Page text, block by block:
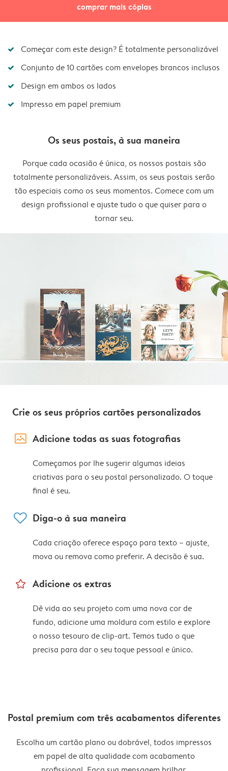
comprar mais cópias
Começar com este design? É totalmente personalizável
Conjunto de 10 cartões com envelopes brancos inclusos
Design em ambos os lados
Impresso em papel premium
Os seus postais, à sua maneira
Porque cada ocasião é única, os nossos postais são
totalmente personalizáveis. Assim, os seus postais serão
tão especiais como os seus momentos. Comece com um
design profissional e ajuste tudo o que quiser para o
tornar seu.
Crie os seus próprios cartões personalizados
image_placeholder Adicione todas as suas fotografias
Começamos por lhe sugerir algumas ideias
criativas para o seu postal personalizado. O toque
final é seu.
heart Diga-o à sua maneira
Cada criação oferece espaço para texto – ajuste,
mova ou remova como preferir. A decisão é sua.
star_outline Adicione os extras
Dê vida ao seu projeto com uma nova cor de
fundo, adicione uma moldura com estilo e explore
o nosso tesouro de clip-art. Temos tudo o que
precisa para dar o seu toque pessoal e único.
Postal premium com três acabamentos diferentes
Escolha um cartão plano ou dobrável, todos impressos
em papel de alta qualidade com acabamento